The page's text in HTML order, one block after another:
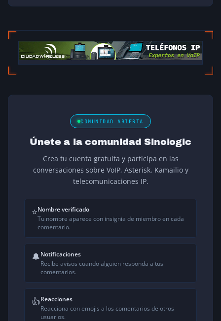
COMUNIDAD ABIERTA
Únete a la comunidad Sinologic
Crea tu cuenta gratuita y participa en las
conversaciones sobre VoIP, Asterisk, Kamailio y
telecomunicaciones IP.
⭐Nombre verificado
Tu nombre aparece con insignia de miembro en cada
comentario.
🔔Notificaciones
Recibe avisos cuando alguien responda a tus
comentarios.
👍Reacciones
Reacciona con emojis a los comentarios de otros
usuarios.